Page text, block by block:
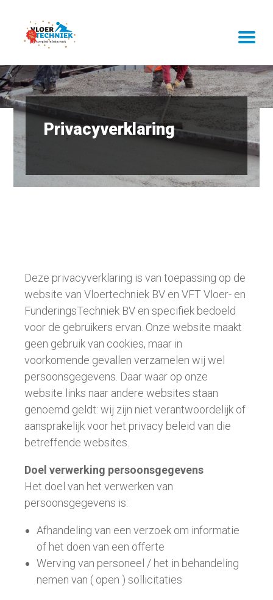
Privacyverklaring
Deze privacyverklaring is van toepassing op de
website van Vloertechniek BV en VFT Vloer- en
FunderingsTechniek BV en specifiek bedoeld
voor de gebruikers ervan. Onze website maakt
geen gebruik van cookies, maar in
voorkomende gevallen verzamelen wij wel
persoonsgegevens. Daar waar op onze
website links naar andere websites staan
genoemd geldt: wij zijn niet verantwoordelijk of
aansprakelijk voor het privacy beleid van die
betreffende websites.
Doel verwerking persoonsgegevens
Het doel van het verwerken van
persoonsgegevens is:
Afhandeling van een verzoek om informatie
of het doen van een offerte
Werving van personeel / het in behandeling
nemen van ( open ) sollicitaties